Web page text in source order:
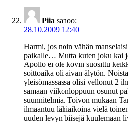
Piia sanoo:
28.10.2009 12:40
Harmi, jos noin vähän
paikalle… Mutta kuten joku kai
Apollo ei ole kovin suosittu
soittoaika oli aivan älytön.
yleisömassassa olisi vellonut 2
samaan viikonloppuun osunut
suunnitelmia. Toivon mukaan
ilmaantuu lähiaikoina vielä
uuden levyn biisejä kuulemaan